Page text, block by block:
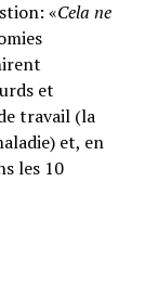
«Cela ne
et
travail (la
et, en
les 10